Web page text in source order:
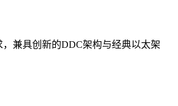
兼具创新的DDC架构与经典以太架